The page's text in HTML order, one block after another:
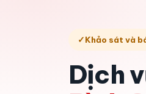
✓Khảo sát và
Dịch